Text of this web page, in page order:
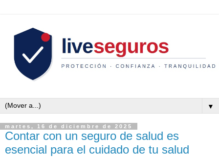
▼
martes, 16 de diciembre de 2025
Contar con un seguro de salud es
esencial para el cuidado de tu salud